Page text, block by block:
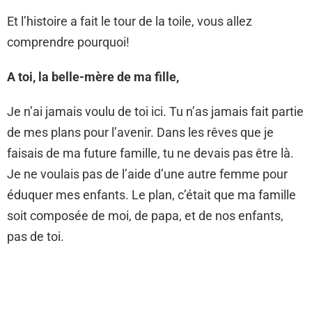
Et l’histoire a fait le tour de la toile, vous allez
comprendre pourquoi!
A toi, la belle-mère de ma fille,
Je n’ai jamais voulu de toi ici. Tu n’as jamais fait partie
de mes plans pour l’avenir. Dans les rêves que je
faisais de ma future famille, tu ne devais pas être là.
Je ne voulais pas de l’aide d’une autre femme pour
éduquer mes enfants. Le plan, c’était que ma famille
soit composée de moi, de papa, et de nos enfants,
pas de toi.